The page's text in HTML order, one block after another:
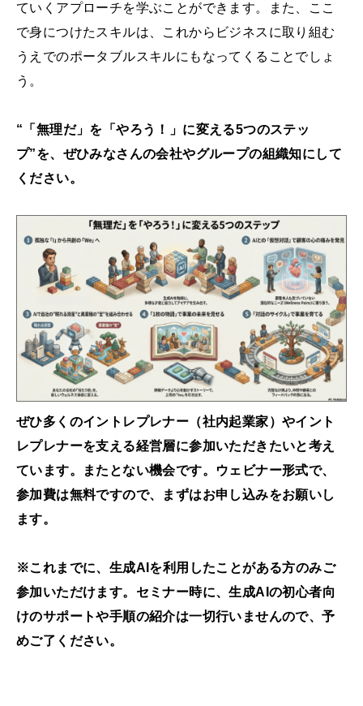
ていくアプローチを学ぶことができます。また、ここ
で身につけたスキルは、これからビジネスに取り組む
うえでのポータブルスキルにもなってくることでしょ
う。
“「無理だ」を「やろう！」に変える5つのステッ
プ”を、ぜひみなさんの会社やグループの組織知にして
ください。
ぜひ多くのイントレプレナー（社内起業家）やイント
レプレナーを支える経営層に参加いただきたいと考え
ています。またとない機会です。ウェビナー形式で、
参加費は無料ですので、まずはお申し込みをお願いし
ます。
※これまでに、生成AIを利用したことがある方のみご
参加いただけます。セミナー時に、生成AIの初心者向
けのサポートや手順の紹介は一切行いませんので、予
めご了ください。